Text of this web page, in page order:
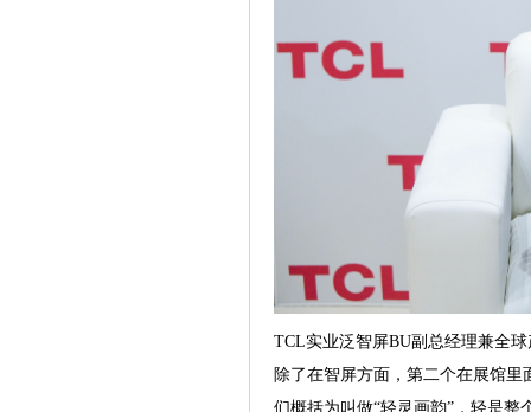
TCL实业泛智屏BU副总经理兼全
除了在智屏方面，第二个在展馆
们概括为叫做“轻灵画韵”，轻是